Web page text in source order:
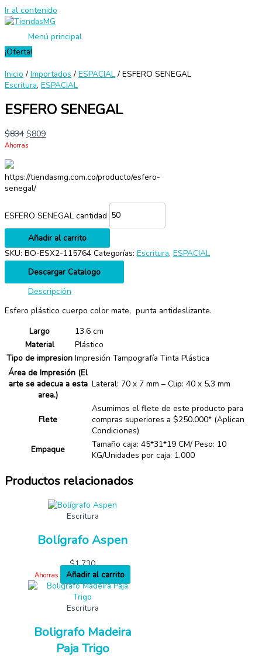
Ir al contenido
Menú principal
¡Oferta!
Inicio / Importados / ESPACIAL / ESFERO SENEGAL
Escritura, ESPACIAL
ESFERO SENEGAL
$834 $809
Ahorras
https://tiendasmg.com.co/producto/esfero-
senegal/
ESFERO SENEGAL cantidad
Añadir al carrito
SKU: BO-ESX2-115764 Categorías: Escritura, ESPACIAL
Descargar Catalogo
Descripción
Esfero plástico cuerpo color mate, punta antideslizante.
Largo
13.6 cm
Material
Plástico
Tipo de impresion Impresión Tampografía Tinta Plástica
Área de Impresión (El
arte se adecua a esta
area.)
Lateral: 70 x 7 mm – Clip: 40 x 5,3 mm
Flete
Asumimos el flete de este producto para
compras superiores a $250.000* (Aplican
Condiciones)
Empaque
Tamaño caja: 45*31*19 CM/ Peso: 10
KG/Unidades por caja: 1.000
Productos relacionados
Escritura
Bolígrafo Aspen
$1,730
Ahorras Añadir al carrito
Escritura
Boligrafo Madeira
Paja Trigo